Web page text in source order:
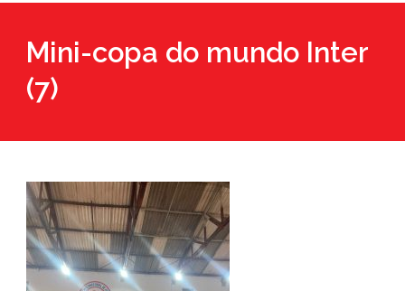
Mini-copa do mundo Inter
(7)